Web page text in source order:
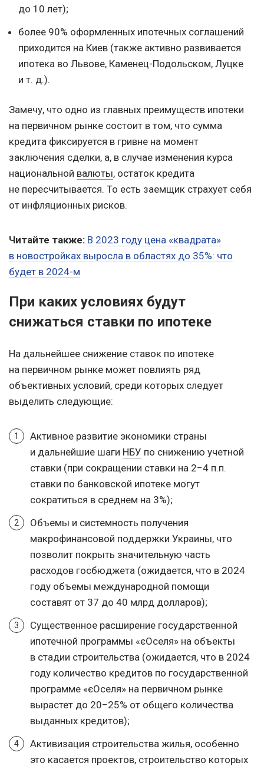
до 10 лет);
более 90% оформленных ипотечных соглашений
приходится на Киев (также активно развивается
ипотека во Львове, Каменец-Подольском, Луцке
и т. д.).
Замечу, что одно из главных преимуществ ипотеки
на первичном рынке состоит в том, что сумма
кредита фиксируется в гривне на момент
заключения сделки, а, в случае изменения курса
национальной валюты, остаток кредита
не пересчитывается. То есть заемщик страхует себя
от инфляционных рисков.
Читайте также: В 2023 году цена «квадрата»
в новостройках выросла в областях до 35%: что
будет в 2024-м
При каких условиях будут
снижаться ставки по ипотеке
На дальнейшее снижение ставок по ипотеке
на первичном рынке может повлиять ряд
объективных условий, среди которых следует
выделить следующие:
Активное развитие экономики страны
и дальнейшие шаги НБУ по снижению учетной
ставки (при сокращении ставки на 2−4 п.п.
ставки по банковской ипотеке могут
сократиться в среднем на 3%);
Объемы и системность получения
макрофинансовой поддержки Украины, что
позволит покрыть значительную часть
расходов госбюджета (ожидается, что в 2024
году объемы международной помощи
составят от 37 до 40 млрд долларов);
Существенное расширение государственной
ипотечной программы «єОселя» на объекты
в стадии строительства (ожидается, что в 2024
году количество кредитов по государственной
программе «єОселя» на первичном рынке
вырастет до 20−25% от общего количества
выданных кредитов);
Активизация строительства жилья, особенно
это касается проектов, строительство которых